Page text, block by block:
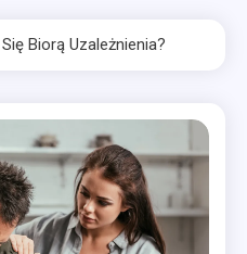
Biorą Uzależnienia?